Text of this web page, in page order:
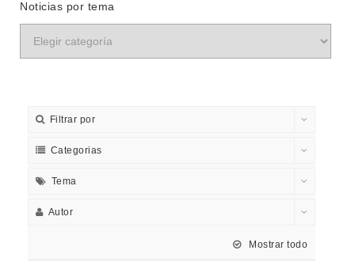
Noticias por tema
Filtrar por
Categorias
Tema
Autor
Mostrar todo